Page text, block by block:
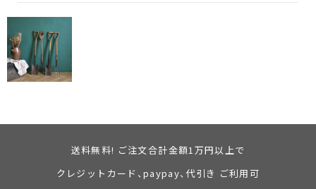
送料無料! ご注文合計金額1万円以上で
クレジットカード、paypay、代引き ご利用可